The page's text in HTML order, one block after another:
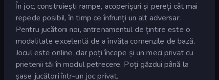
În joc, construiești rampe, acoperișuri și pereți cât mai
repede posibil, în timp ce înfrunți un alt adversar.
Pentru jucătorii noi, antrenamentul de țintire este o
modalitate excelentă de a învăța comenzile de bază.
Jocul este online, dar poți începe și un meci privat cu
prietenii tăi în modul petrecere. Poți găzdui până la
șase jucători într-un joc privat.